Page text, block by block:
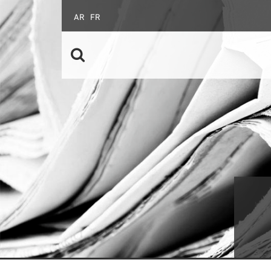
الرابطة الإفريقية
FR
AR
الدروس المسائية
الأسئلة المتداولة
الخريجون
البحث عن عمل
إنشاء المقاولات
الدليل العملي للأجراء الشباب
مواصلة التدريب
قصص النجاح
عقود التكوين الخاصة
الأهلية
طلب ولوج نظام عقود التكوين الخاصة
الشركات الخاصة
المؤسَسات الكبرى
الإشعارات الموجهة إلى المقاولات